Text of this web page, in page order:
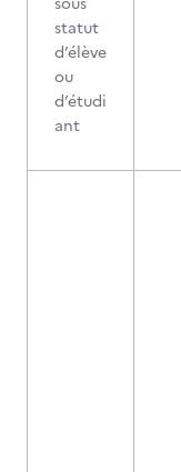
statut
d’élève
ou
d’étudi
ant